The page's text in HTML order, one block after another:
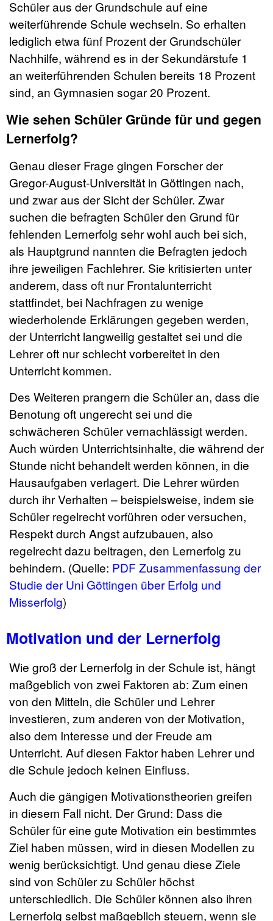
Schüler aus der Grundschule auf eine
weiterführende Schule wechseln. So erhalten
lediglich etwa fünf Prozent der Grundschüler
Nachhilfe, während es in der Sekundärstufe 1
an weiterführenden Schulen bereits 18 Prozent
sind, an Gymnasien sogar 20 Prozent.
Wie sehen Schüler Gründe für und gegen
Lernerfolg?
Genau dieser Frage gingen Forscher der
Gregor-August-Universität in Göttingen nach,
und zwar aus der Sicht der Schüler. Zwar
suchen die befragten Schüler den Grund für
fehlenden Lernerfolg sehr wohl auch bei sich,
als Hauptgrund nannten die Befragten jedoch
ihre jeweiligen Fachlehrer. Sie kritisierten unter
anderem, dass oft nur Frontalunterricht
stattfindet, bei Nachfragen zu wenige
wiederholende Erklärungen gegeben werden,
der Unterricht langweilig gestaltet sei und die
Lehrer oft nur schlecht vorbereitet in den
Unterricht kommen.
Des Weiteren prangern die Schüler an, dass die
Benotung oft ungerecht sei und die
schwächeren Schüler vernachlässigt werden.
Auch würden Unterrichtsinhalte, die während der
Stunde nicht behandelt werden können, in die
Hausaufgaben verlagert. Die Lehrer würden
durch ihr Verhalten – beispielsweise, indem sie
Schüler regelrecht vorführen oder versuchen,
Respekt durch Angst aufzubauen, also
regelrecht dazu beitragen, den Lernerfolg zu
behindern. (Quelle: PDF Zusammenfassung der
Studie der Uni Göttingen über Erfolg und
Misserfolg)
Motivation und der Lernerfolg
Wie groß der Lernerfolg in der Schule ist, hängt
maßgeblich von zwei Faktoren ab: Zum einen
von den Mitteln, die Schüler und Lehrer
investieren, zum anderen von der Motivation,
also dem Interesse und der Freude am
Unterricht. Auf diesen Faktor haben Lehrer und
die Schule jedoch keinen Einfluss.
Auch die gängigen Motivationstheorien greifen
in diesem Fall nicht. Der Grund: Dass die
Schüler für eine gute Motivation ein bestimmtes
Ziel haben müssen, wird in diesen Modellen zu
wenig berücksichtigt. Und genau diese Ziele
sind von Schüler zu Schüler höchst
unterschiedlich. Die Schüler können also ihren
Lernerfolg selbst maßgeblich steuern, wenn sie